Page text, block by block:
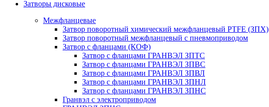
Затворы дисковые
Межфланцевые
Затвор поворотный химический межфланцевый PTFE (ЗПХ)
Затвор поворотный межфланцевый с пневмоприводом
Затвор с фланцами (КОФ)
Затвор с фланцами ГРАНВЭЛ ЗПТС
Затвор с фланцами ГРАНВЭЛ ЗПВС
Затвор с фланцами ГРАНВЭЛ ЗПВЛ
Затвор с фланцами ГРАНВЭЛ ЗПНЛ
Затвор с фланцами ГРАНВЭЛ ЗПНС
Гранвэл с электроприводом